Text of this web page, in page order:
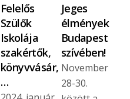
Felelős
Szülők
Iskolája
szakértők,
könyvvásár,
…
Jeges
élmények
Budapest
szívében!
November
28-30.